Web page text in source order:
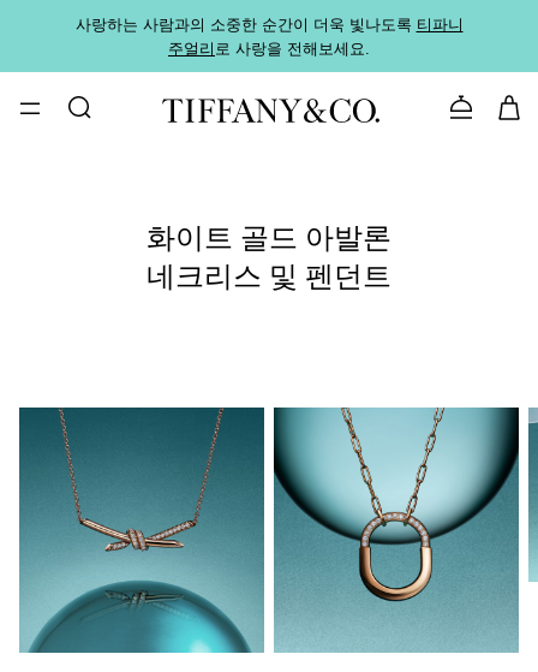
사랑하는 사람과의 소중한 순간이 더욱 빛나도록 티파니
주얼리로 사랑을 전해보세요.
문의하기
화이트 골드 아발론
네크리스 및 펜던트